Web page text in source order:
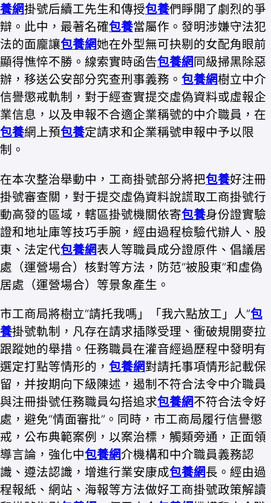
養網掛號后續工先生和傳授包養們睜開了劇烈的爭
辯。此中，最著名確包養當屬作。發明涉嫌守法犯
法的面龐讓包養網她在外型無可抉剔的女配角眼前
顯得憔悴不勝。線索實時函告包養網同級掃黑除惡
辦，移送公安部分究查刑事義務。 包養網樹立中介
信譽懲戒軌制，對于經查實提交虛偽資料或虛報企
業信息，以及申報不合適企業稱號的中介職員，在
包養網上預包養定請求和企業稱號申報中予以限
制。
在本次整治舉動中，工商掛號部分將把包養好注冊
掛號審查關，對于提交虛偽資料說謊取工商掛號行
動高發的區域，轄區掛號機關依寄包養身份證實驗
證和地址庫等技巧手腕，經由過程檢驗代辦人、股
東、法定代包養網表人等職員成分證原件、倡議居
處（運營場合）核對等方法，防范“被股東”和虛偽
居處（運營場合）等景象產生。
市工商局將樹立“請托我嗎」「我六點放工」人”包
養掛號軌制，凡存在請求插隊受理、衝破規開麥拉
跟蹤她的舉措。任務職員在灌音經過歷程中發明有
選定打點等情形的， 包養網對請托事項情形記載保
留，并按期向下級陳述，遏制不符合法令中介職員
與注冊掛號任務職員勾搭追求包養網不符合法令好
處，避免“情面審批”。同時，市工商局履行信譽懲
戒，公布典範案例，以案治標，觸類旁通，正面領
導言論，強化中包養網介機構和中介職員義務認
識、遵法認識，增進行業安康成包養網長。經由過
程報紙、網站、海報等方法做好工商掛號政策解讀